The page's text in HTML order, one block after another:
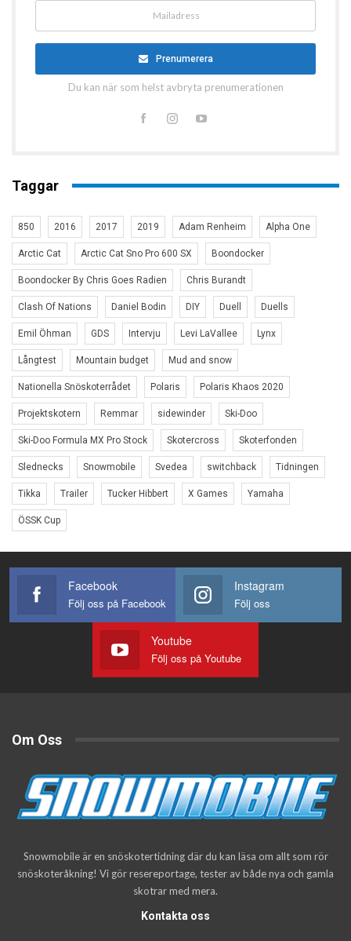
Prenumerera
Du kan när som helst avbryta prenumerationen
Taggar
850 2016 2017 2019 Adam Renheim Alpha One
Arctic Cat Arctic Cat Sno Pro 600 SX Boondocker
Boondocker By Chris Goes Radien Chris Burandt
Clash Of Nations Daniel Bodin DIY Duell Duells
Emil Öhman GDS Intervju Levi LaVallee Lynx
Långtest Mountain budget Mud and snow
Nationella Snöskoterrådet Polaris Polaris Khaos 2020
Projektskotern Remmar sidewinder Ski-Doo
Ski-Doo Formula MX Pro Stock Skotercross Skoterfonden
Slednecks Snowmobile Svedea switchback Tidningen
Tikka Trailer Tucker Hibbert X Games Yamaha
ÖSSK Cup
Facebook
Följ oss på Facebook
Instagram
Följ oss
Youtube
Följ oss på Youtube
Om Oss
Snowmobile är en snöskotertidning där du kan läsa om allt som rör
snöskoteråkning! Vi gör resereportage, tester av både nya och gamla
skotrar med mera.
Kontakta oss